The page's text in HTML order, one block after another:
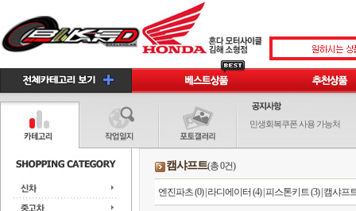
민생회복쿠폰 사용 가능처
캠샤프트(총 0건)
엔진파츠 (0)| 라디에이터 (4)|피스톤키트 (3)| 캠샤프